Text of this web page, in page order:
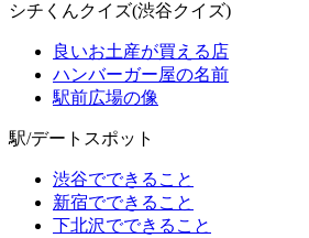
シチくんクイズ(渋谷クイズ)
良いお土産が買える店
ハンバーガー屋の名前
駅前広場の像
駅/デートスポット
渋谷でできること
新宿でできること
下北沢でできること